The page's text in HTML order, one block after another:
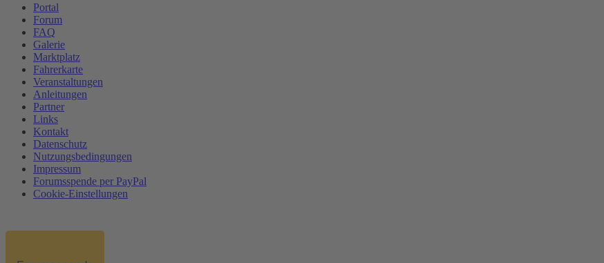
Portal
Forum
FAQ
Galerie
Marktplatz
Fahrerkarte
Veranstaltungen
Anleitungen
Partner
Links
Kontakt
Datenschutz
Nutzungsbedingungen
Impressum
Forumsspende per PayPal
Cookie-Einstellungen